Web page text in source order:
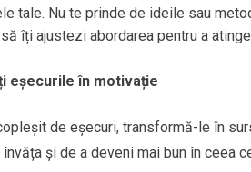
tale. Nu te prinde de ideile sau
îți ajustezi abordarea pentru a
eșecurile în motivație
de eșecuri, transformă-le în
și de a deveni mai bun în ceea